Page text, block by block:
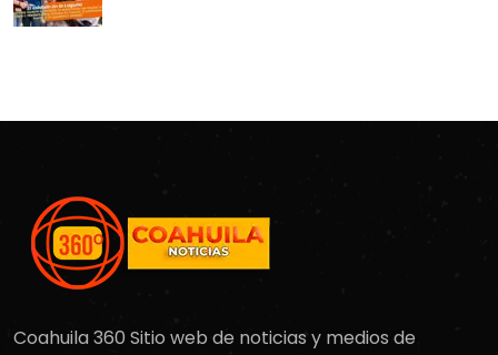
Coahuila 360 Sitio web de noticias y medios de